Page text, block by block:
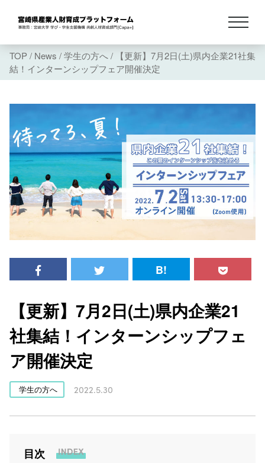
TOP/ News /学生の方へ/
【更新】7月2日(土)県内企業21社集
結！インターンシップフェア開催決定
B!
【更新】7月2日(土)県内企業21
社集結！インターンシップフェ
ア開催決定
学生の方へ 2022.5.30
目次